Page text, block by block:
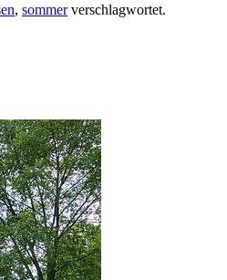
, sommerverschlagwortet.